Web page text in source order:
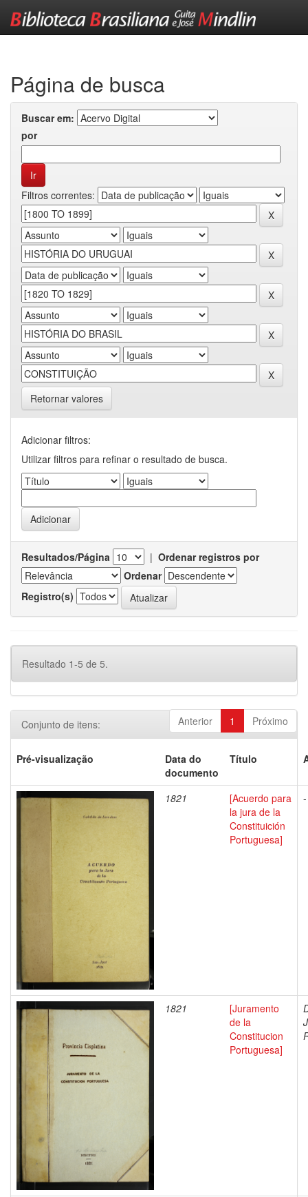
Página de busca
Buscar em:
por
Filtros correntes:
Retornar valores
Adicionar filtros:
Utilizar filtros para refinar o resultado de busca.
Resultados/Página | Ordenar registros por
Ordenar
Registro(s)
Resultado 1-5 de 5.
Anterior 1 Próximo
Conjunto de itens:
Pré-visualização
Data do
documento
Título
1821
[Acuerdo para
la jura de la
Constituición
Portuguesa]
-
1821
[Juramento
de la
Constitucion
Portuguesa]